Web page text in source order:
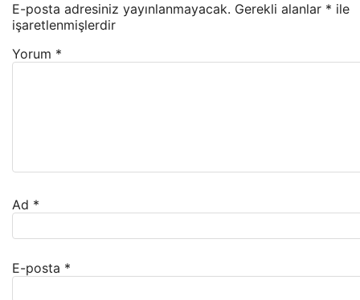
E-posta adresiniz yayınlanmayacak. Gerekli alanlar * ile
işaretlenmişlerdir
Yorum *
Ad *
E-posta *